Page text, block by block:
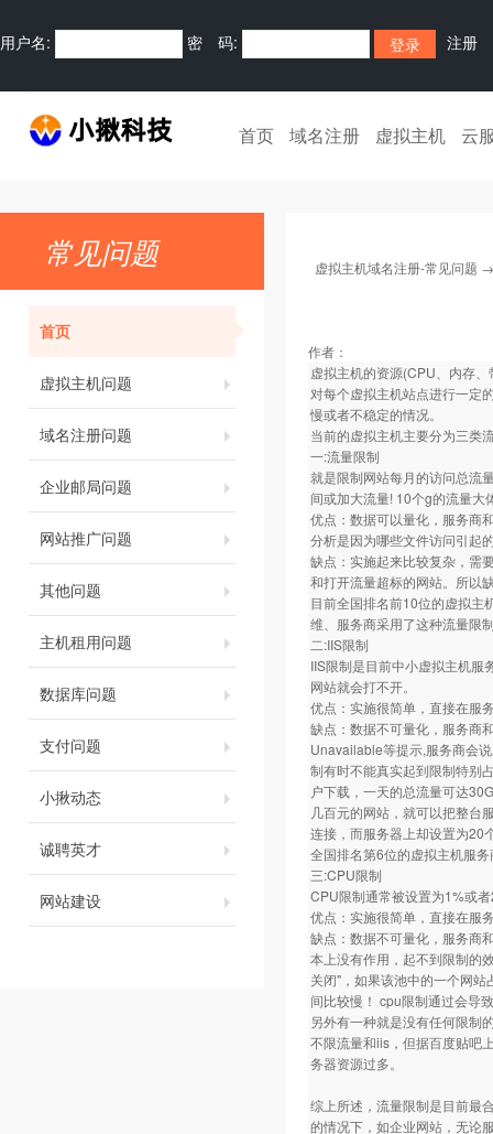
用户名: 密 码: 注册
首页 域名注册 虚拟主机 云
常见问题
首页
虚拟主机问题
域名注册问题
企业邮局问题
网站推广问题
其他问题
主机租用问题
数据库问题
支付问题
小揪动态
诚聘英才
网站建设
虚拟主机域名注册-常见问题
作者：
虚拟主机的资源(CPU、内存
对每个虚拟主机站点进行一定
慢或者不稳定的情况。
当前的虚拟主机主要分为三类
一:流量限制
就是限制网站每月的访问总流
间或加大流量! 10个g的流量
优点：数据可以量化，服务商
分析是因为哪些文件访问引起
缺点：实施起来比较复杂，需
和打开流量超标的网站。所以
目前全国排名前10位的虚拟主
维、服务商采用了这种流量限
二:IIS限制
IIS限制是目前中小虚拟主机服
网站就会打不开。
优点：实施很简单，直接在服
缺点：数据不可量化，服务商
Unavailable等提示,服务商会
制有时不能真实起到限制特别
户下载，一天的总流量可达
几百元的网站，就可以把整台
连接，而服务器上却设置为20
全国排名第6位的虚拟主机服
三:CPU限制
CPU限制通常被设置为1%或
优点：实施很简单，直接在服
缺点：数据不可量化，服务商
本上没有作用，起不到限制的
关闭"，如果该池中的一个网
间比较慢！ cpu限制通过会导
另外有一种就是没有任何限制
不限流量和iis，但据百度贴吧
务器资源过多。
综上所述，流量限制是目前最
的情况下，如企业网站，无论